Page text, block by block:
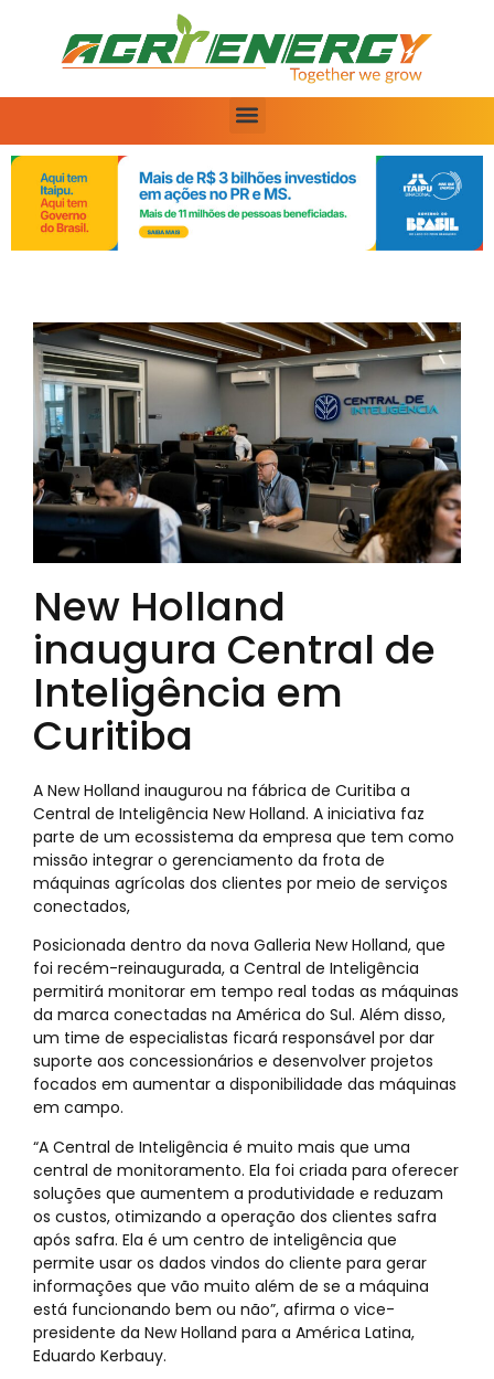
New Holland
inaugura Central de
Inteligência em
Curitiba
A New Holland inaugurou na fábrica de Curitiba a
Central de Inteligência New Holland. A iniciativa faz
parte de um ecossistema da empresa que tem como
missão integrar o gerenciamento da frota de
máquinas agrícolas dos clientes por meio de serviços
conectados,
Posicionada dentro da nova Galleria New Holland, que
foi recém-reinaugurada, a Central de Inteligência
permitirá monitorar em tempo real todas as máquinas
da marca conectadas na América do Sul. Além disso,
um time de especialistas ficará responsável por dar
suporte aos concessionários e desenvolver projetos
focados em aumentar a disponibilidade das máquinas
em campo.
“A Central de Inteligência é muito mais que uma
central de monitoramento. Ela foi criada para oferecer
soluções que aumentem a produtividade e reduzam
os custos, otimizando a operação dos clientes safra
após safra. Ela é um centro de inteligência que
permite usar os dados vindos do cliente para gerar
informações que vão muito além de se a máquina
está funcionando bem ou não”, afirma o vice-
presidente da New Holland para a América Latina,
Eduardo Kerbauy.